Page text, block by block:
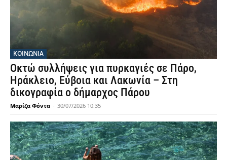
ΚΟΙΝΩΝΙΑ
Οκτώ συλλήψεις για πυρκαγιές σε Πάρο,
Ηράκλειο, Εύβοια και Λακωνία – Στη
δικογραφία ο δήμαρχος Πάρου
Μαρίζα Φόντα - 30/07/2026 10:35